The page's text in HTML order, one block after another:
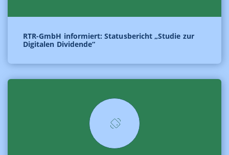
RTR-GmbH informiert: Statusbericht „Studie zur
Digitalen Dividende“